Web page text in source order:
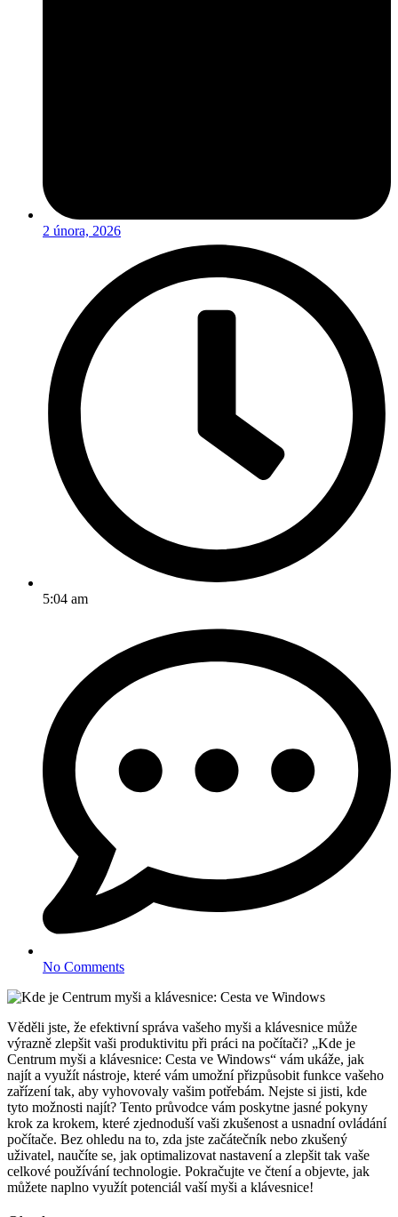
2 února, 2026
5:04 am
No Comments
Věděli jste, že efektivní správa vašeho myši a klávesnice může
výrazně zlepšit vaši produktivitu při práci na počítači? „Kde je
Centrum myši a klávesnice: Cesta ve Windows“ vám ukáže, jak
najít a využít nástroje, které vám umožní přizpůsobit funkce vašeho
zařízení tak, aby vyhovovaly vašim potřebám. Nejste si jisti, kde
tyto možnosti najít? Tento průvodce vám poskytne jasné pokyny
krok za krokem, které zjednoduší vaši zkušenost a usnadní ovládání
počítače. Bez ohledu na to, zda jste začátečník nebo zkušený
uživatel, naučíte se, jak optimalizovat nastavení a zlepšit tak vaše
celkové používání technologie. Pokračujte ve čtení a objevte, jak
můžete naplno využít potenciál vaší myši a klávesnice!